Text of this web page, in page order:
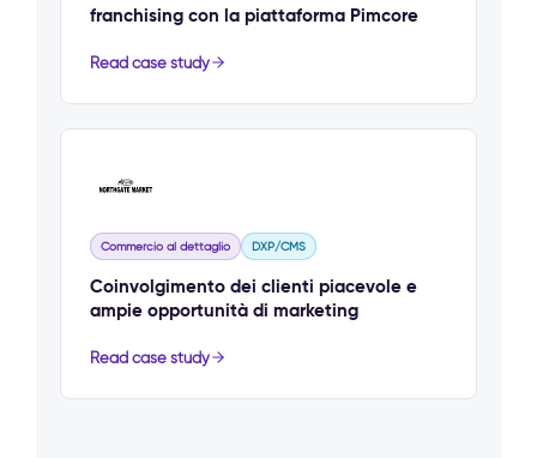
franchising con la piattaforma Pimcore
Read case study
Commercio al dettaglio DXP/CMS
Coinvolgimento dei clienti piacevole e
ampie opportunità di marketing
Read case study